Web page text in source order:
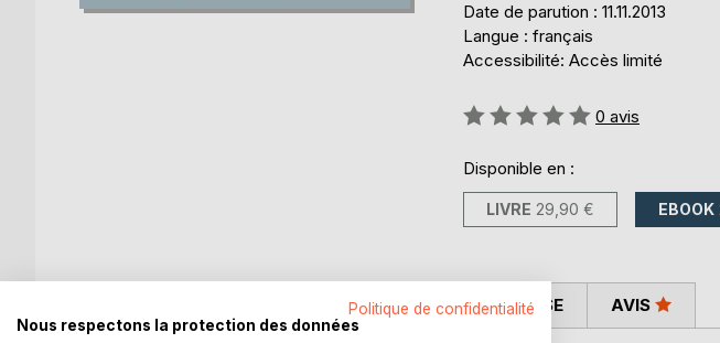
Date de parution : 11.11.2013
Langue : français
Accessibilité: Accès limité
Évaluation:
0 avis
Disponible en :
LIVRE 29,90 € EBOOK
AUTEUR(S) CRITIQUES PRESSE AVIS
Politique de confidentialité
Nous respectons la protection des données